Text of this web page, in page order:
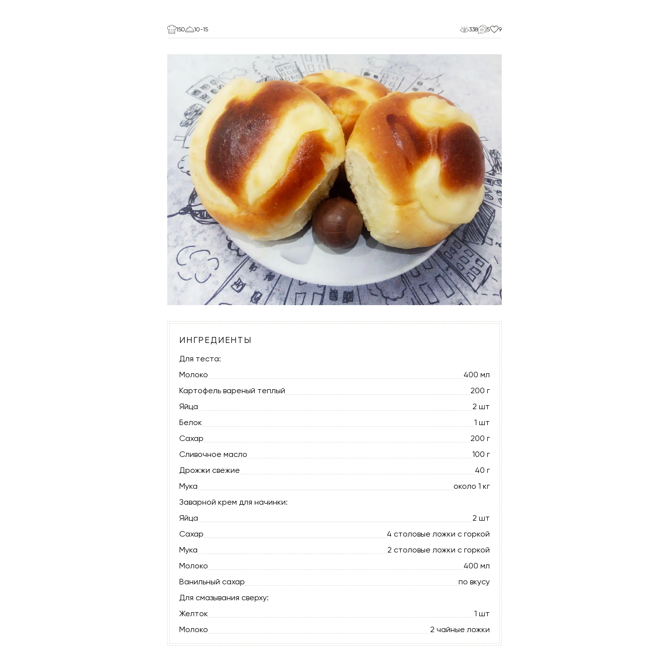
150 10-15 338 5 9
ИНГРЕДИЕНТЫ
Для теста:
Молоко
400 мл
Картофель вареный теплый
200 г
Яйца
2 шт
Белок
1 шт
Сахар
200 г
Сливочное масло
100 г
Дрожжи свежие
40 г
Мука
около 1 кг
Заварной крем для начинки:
Яйца
2 шт
Сахар
4 столовые ложки с горкой
Мука
2 столовые ложки с горкой
Молоко
400 мл
Ванильный сахар
по вкусу
Для смазывания сверху:
Желток
1 шт
Молоко
2 чайные ложки